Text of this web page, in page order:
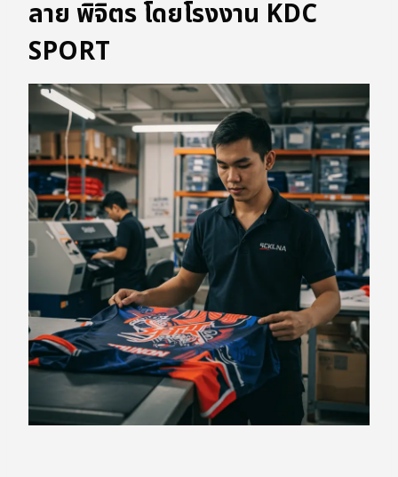
ลาย พิจิตร โดยโรงงาน KDC
SPORT